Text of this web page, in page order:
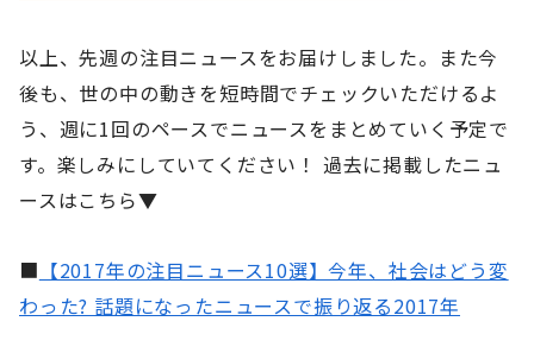
以上、先週の注目ニュースをお届けしました。また今
後も、世の中の動きを短時間でチェックいただけるよ
う、週に1回のペースでニュースをまとめていく予定で
す。楽しみにしていてください！ 過去に掲載したニュ
ースはこちら▼
■ 【2017年の注目ニュース10選】今年、社会はどう変
わった? 話題になったニュースで振り返る2017年